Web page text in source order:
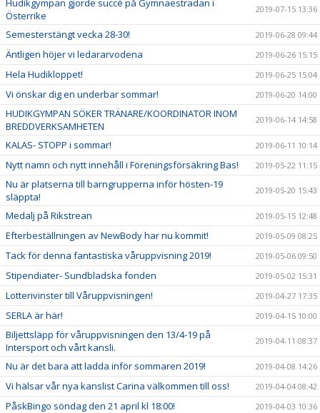
Hudikgympan gjorde succé på Gymnaestradan i
Österrike
2019-07-15 13:36
Semesterstängt vecka 28-30! 2019-06-28 09:44
Äntligen höjer vi ledararvodena 2019-06-26 15:15
Hela Hudikloppet! 2019-06-25 15:04
Vi önskar dig en underbar sommar! 2019-06-20 14:00
HUDIKGYMPAN SÖKER TRÄNARE/KOORDINATOR INOM
BREDDVERKSAMHETEN
2019-06-14 14:58
KALAS- STOPP i sommar! 2019-06-11 10:14
Nytt namn och nytt innehåll i Föreningsförsäkring Bas! 2019-05-22 11:15
Nu är platserna till barngrupperna inför hösten-19
släppta!
2019-05-20 15:43
Medalj på Rikstrean 2019-05-15 12:48
Efterbeställningen av NewBody har nu kommit! 2019-05-09 08:25
Tack för denna fantastiska våruppvisning 2019! 2019-05-06 09:50
Stipendiater- Sundbladska fonden 2019-05-02 15:31
Lotterivinster till Våruppvisningen! 2019-04-27 17:35
SERLA är här! 2019-04-15 10:00
Biljettsläpp för våruppvisningen den 13/4-19 på
Intersport och vårt kansli.
2019-04-11 08:37
Nu är det bara att ladda inför sommaren 2019! 2019-04-08 14:26
Vi hälsar vår nya kanslist Carina välkommen till oss! 2019-04-04 08:42
PåskBingo söndag den 21 april kl 18:00! 2019-04-03 10:36